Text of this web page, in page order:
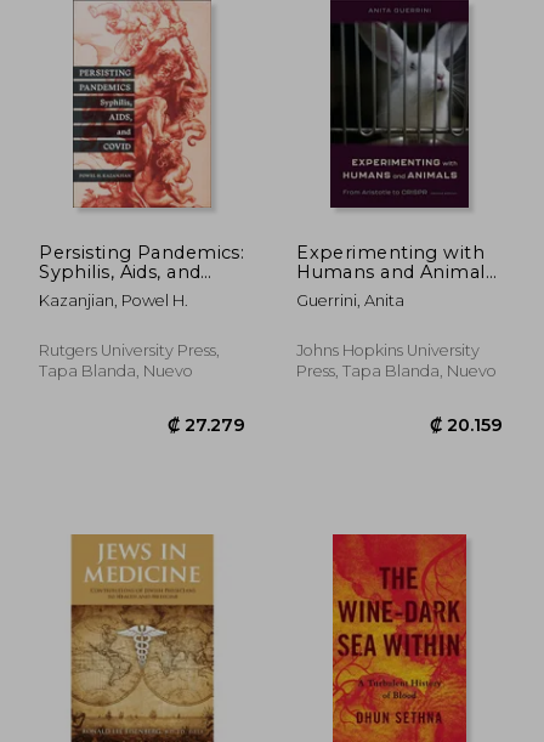
₡ 24.983
₡ 90.418
Persisting Pandemics:
Syphilis, Aids, and
Covid (en Inglés)
Kazanjian, Powel H.
Rutgers University Press,
Tapa Blanda, Nuevo
Experimenting with
Humans and Animals:
From Aristotle to
Crispr (en Inglés)
Guerrini, Anita
Johns Hopkins University
Press, Tapa Blanda, Nuevo